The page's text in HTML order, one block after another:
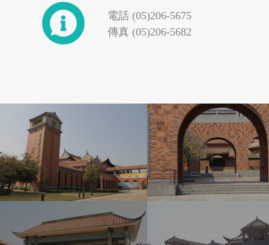
4G專案 大鼎餐飲事業群
4千萬元，方使後原
演雲門舞集紅樓夢，
藝術中心」負責園區
電話 (05)206-5675
傳真 (05)206-5682